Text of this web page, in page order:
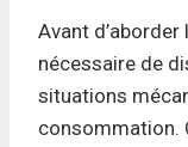
Avant
nécessaire de
situations
consommation.